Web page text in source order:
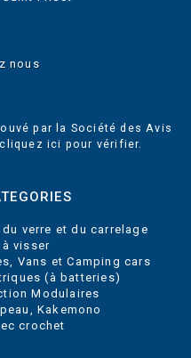
nous
par la Société des Avis
cliquez ici pour vérifier
verre et du carrelage
visser
Vans et Camping cars
(à batteries)
Modulaires
Kakemono
crochet